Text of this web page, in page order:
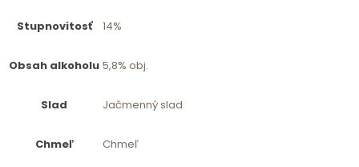
Stupnovitosť 14%
Obsah alkoholu 5,8% obj.
Slad Jačmenný slad
Chmeľ Chmeľ